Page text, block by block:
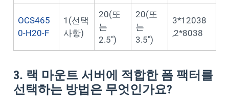
OCS465
0-H20-F
1(선택
사항)
20(또
는
2.5")
20(또
는
3.5")
3*12038
,2*8038
3. 랙 마운트 서버에 적합한 폼 팩터를
선택하는 방법은 무엇인가요?